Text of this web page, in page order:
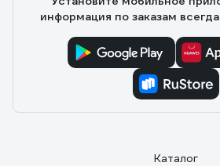
информация по заказам
Каталог